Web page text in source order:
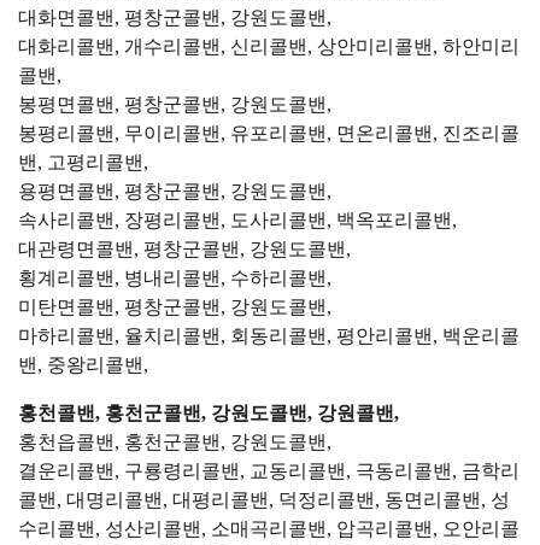
대화면콜밴, 평창군콜밴, 강원도콜밴,
대화리콜밴, 개수리콜밴, 신리콜밴, 상안미리콜밴, 하안미리
콜밴,
봉평면콜밴, 평창군콜밴, 강원도콜밴,
봉평리콜밴, 무이리콜밴, 유포리콜밴, 면온리콜밴, 진조리콜
밴, 고평리콜밴,
용평면콜밴, 평창군콜밴, 강원도콜밴,
속사리콜밴, 장평리콜밴, 도사리콜밴, 백옥포리콜밴,
대관령면콜밴, 평창군콜밴, 강원도콜밴,
횡계리콜밴, 병내리콜밴, 수하리콜밴,
미탄면콜밴, 평창군콜밴, 강원도콜밴,
마하리콜밴, 율치리콜밴, 회동리콜밴, 평안리콜밴, 백운리콜
밴, 중왕리콜밴,
홍천콜밴, 홍천군콜밴, 강원도콜밴, 강원콜밴,
홍천읍콜밴, 홍천군콜밴, 강원도콜밴,
결운리콜밴, 구룡령리콜밴, 교동리콜밴, 극동리콜밴, 금학리
콜밴, 대명리콜밴, 대평리콜밴, 덕정리콜밴, 동면리콜밴, 성
수리콜밴, 성산리콜밴, 소매곡리콜밴, 압곡리콜밴, 오안리콜